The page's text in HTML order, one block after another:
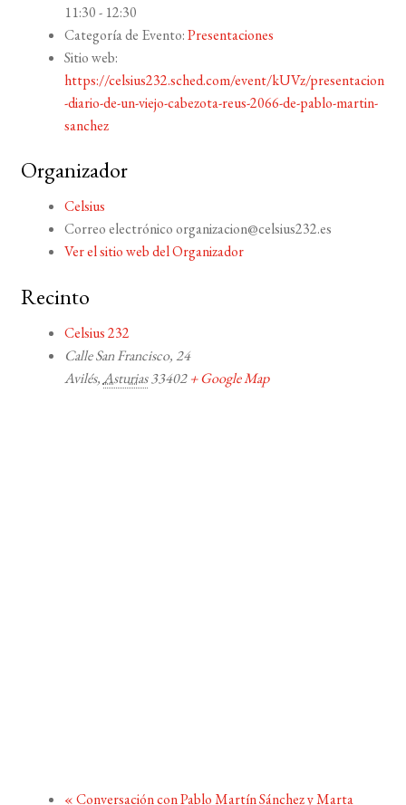
11:30 - 12:30
Categoría de Evento:Presentaciones
Sitio web:
https://celsius232.sched.com/event/kUVz/presentacion
-diario-de-un-viejo-cabezota-reus-2066-de-pablo-martin-
sanchez
Organizador
Celsius
Correo electrónicoorganizacion@celsius232.es
Ver el sitio web del Organizador
Recinto
Celsius 232
Calle San Francisco, 24
Avilés,Asturias 33402 + Google Map
«Conversación con Pablo Martín Sánchez y Marta